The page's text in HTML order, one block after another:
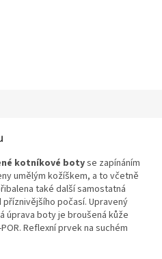
kotníkové botyse zapínáním
umělým kožíškem, a to včetně
také další samostatná
počasí. Upravený
úprava boty je broušená kůže
Reflexní prvek na suchém